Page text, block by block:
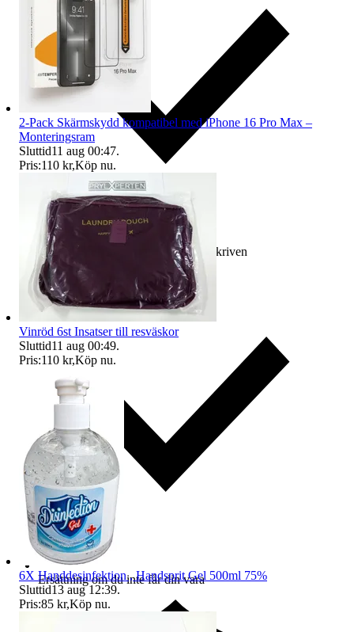
Ersättning om varan inte är som beskriven
Ersättning om du inte får din vara
2-Pack Skärmskydd kompatibel med iPhone 16 Pro Max –
Monteringsram
Sluttid11 aug 00:47.
Pris:110 kr,Köp nu.
Vinröd 6st Insatser till resväskor
Sluttid11 aug 00:49.
Pris:110 kr,Köp nu.
6X Handdesinfektion , Handsprit Gel 500ml 75%
Sluttid13 aug 12:39.
Pris:85 kr,Köp nu.